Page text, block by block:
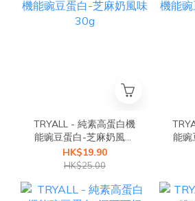
TRYALL - 純素高蛋白機
能豌豆蛋白-芝麻奶風味
30g
HK$19.90
HK$25.00
能豌